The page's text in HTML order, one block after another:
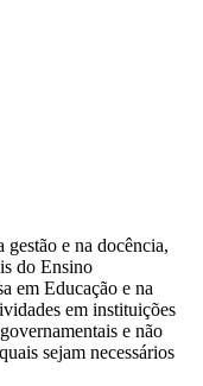
e na docência,
do Ensino
em Educação e na
em instituições
e não
sejam necessários